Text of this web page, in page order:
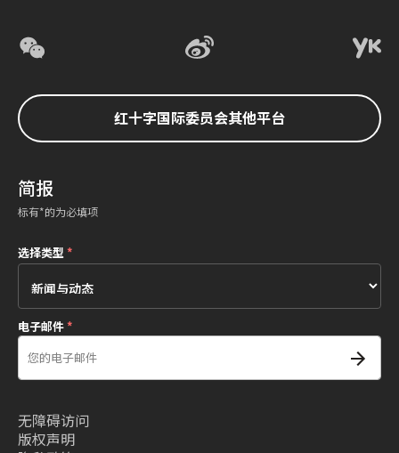
红十字国际委员会其他平台
简报
标有*的为必填项
选择类型*
电子邮件*
无障碍访问
版权声明